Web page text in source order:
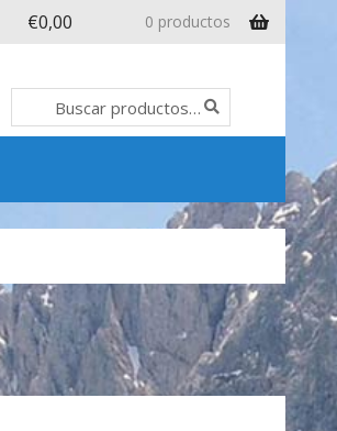
€0,00 0 productos
Buscar
por:
Buscar